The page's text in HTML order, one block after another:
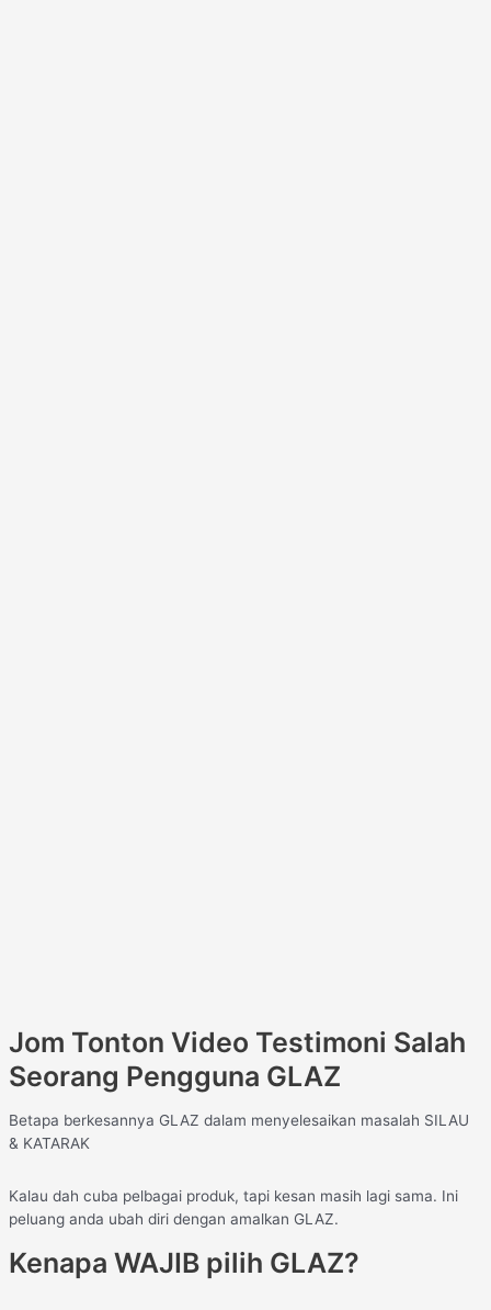
Jom Tonton Video Testimoni Salah
Seorang Pengguna GLAZ
Betapa berkesannya GLAZ dalam menyelesaikan masalah SILAU
& KATARAK
Kalau dah cuba pelbagai produk, tapi kesan masih lagi sama. Ini
peluang anda ubah diri dengan amalkan GLAZ.
Kenapa WAJIB pilih GLAZ?